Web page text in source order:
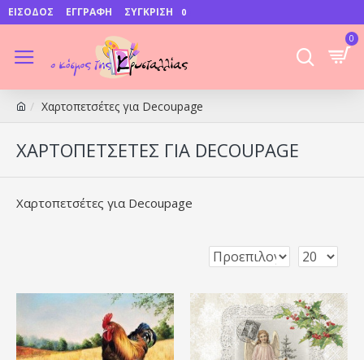
ΕΊΣΟΔΟΣ ΕΓΓΡΑΦΉ ΣΎΓΚΡΙΣΗ 0
0
Χαρτοπετσέτες για Decoupage
ΧΑΡΤΟΠΕΤΣΈΤΕΣ ΓΙΑ DECOUPAGE
Χαρτοπετσέτες για Decoupage